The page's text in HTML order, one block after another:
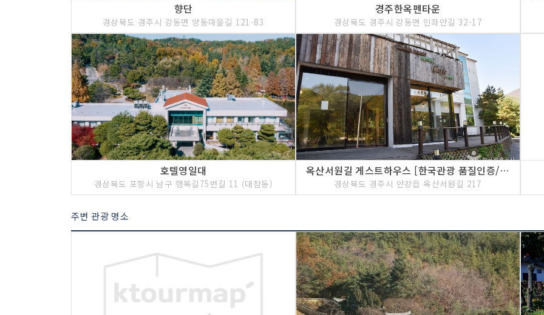
향단
경상북도 경주시 강동면 양동마을길 121-83
경주한옥펜타운
경상북도 경주시 강동면 인좌안길 32-17
호텔영일대
경상북도 포항시 남구 행복길75번길 11 (대잠동)
옥산서원길 게스트하우스 [한국관광 품질인증/Korea Quality]
경상북도 경주시 안강읍 옥산서원길 217
주변 관광 명소